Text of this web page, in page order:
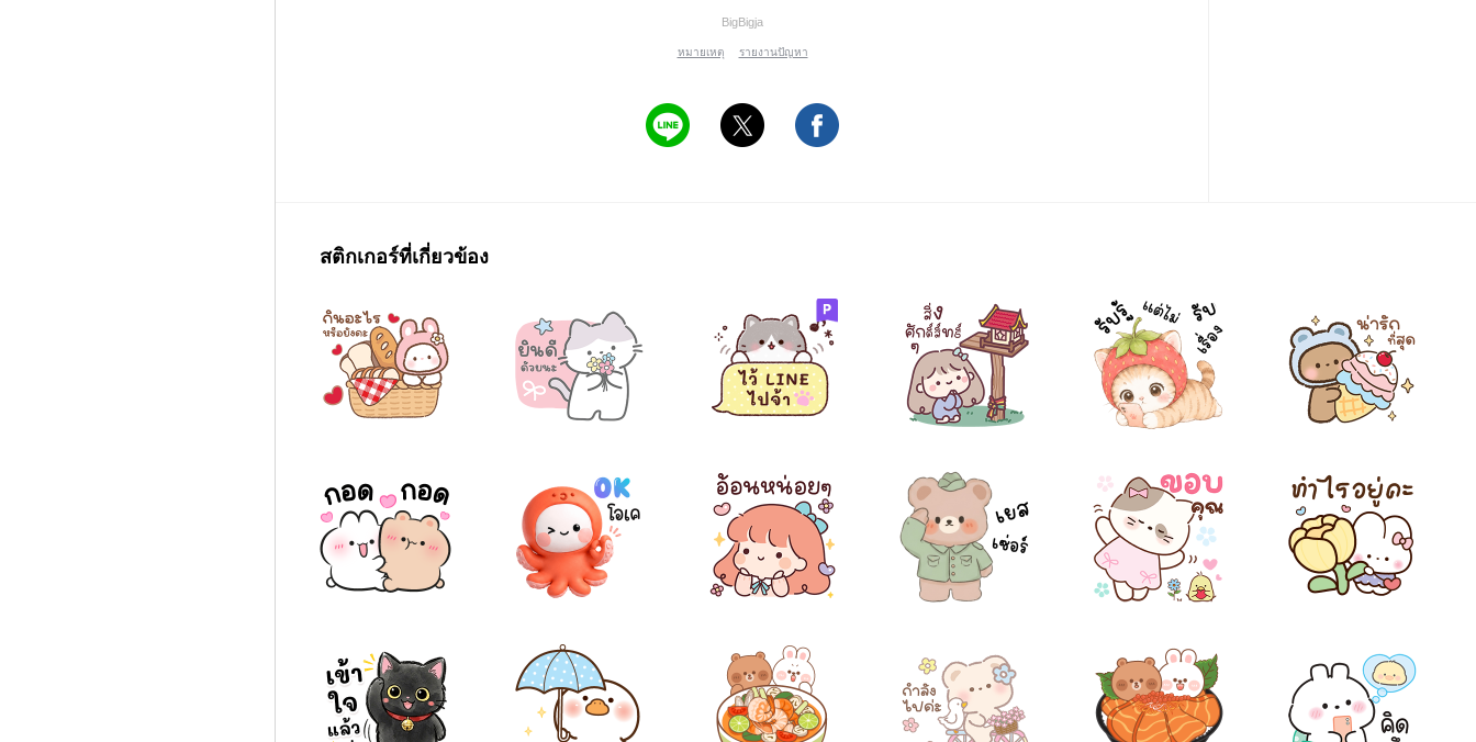
BigBigja
หมายเหตุ รายงานปัญหา
สติกเกอร์ที่เกี่ยวข้อง